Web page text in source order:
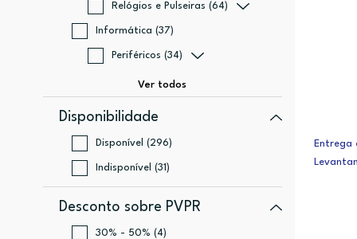
Relógios e Pulseiras (64)
Informática (37)
Periféricos (34)
Disponibilidade
Disponível (296)
Indisponível (31)
Desconto sobre PVPR
30% - 50% (4)
Entrega